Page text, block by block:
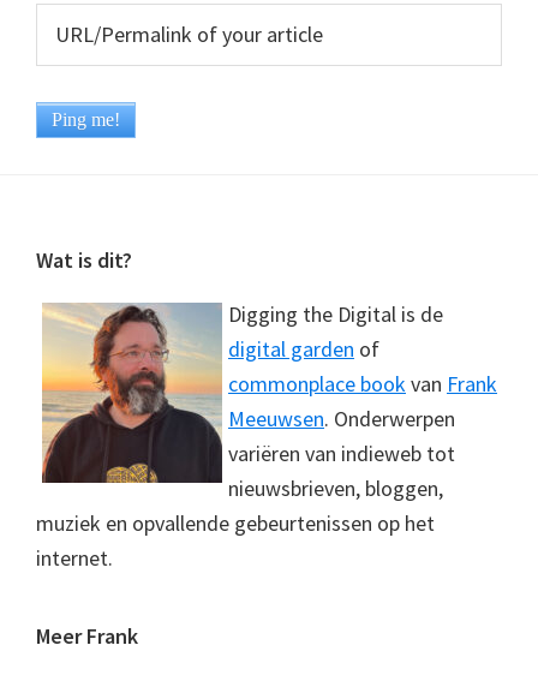
Footer
Wat is dit?
Digging the Digital is de
digital garden of
commonplace bookvan Frank
Meeuwsen. Onderwerpen
variëren van indieweb tot
nieuwsbrieven, bloggen,
muziek en opvallende gebeurtenissen op het
internet.
Meer Frank